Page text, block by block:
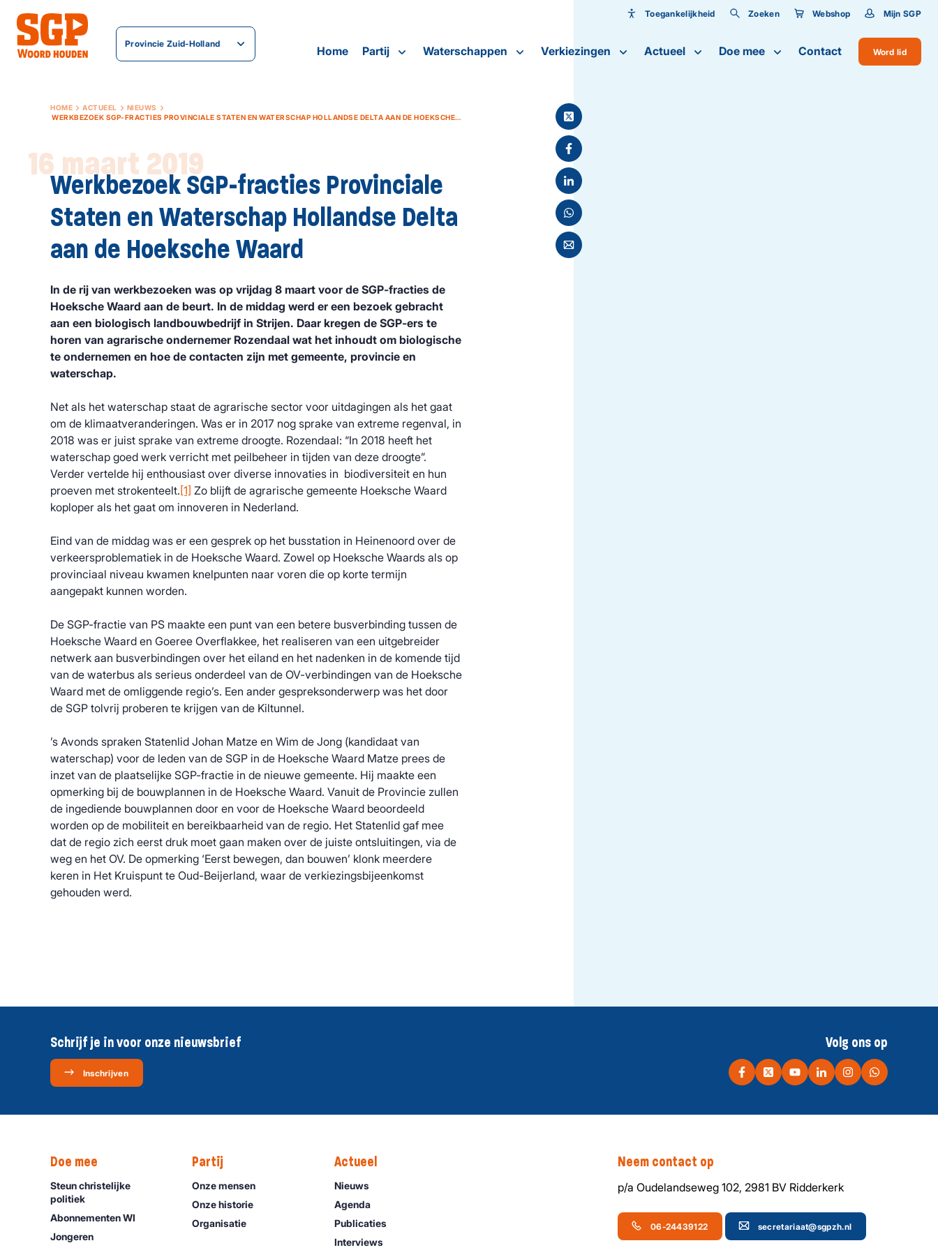
Toegankelijkheid Zoeken Webshop Mijn SGP
Provincie Zuid-Holland
Word lid
Home Partij Waterschappen Verkiezingen Actueel Doe mee Contact
HOME ACTUEEL
NIEUWS
WERKBEZOEK SGP-FRACTIES PROVINCIALE STATEN EN WATERSCHAP HOLLANDSE DELTA AAN DE HOEKSCHE WAARD
16 maart 2019
Werkbezoek SGP-fracties Provinciale
Staten en Waterschap Hollandse Delta
aan de Hoeksche Waard
In de rij van werkbezoeken was op vrijdag 8 maart voor de SGP-fracties de
Hoeksche Waard aan de beurt. In de middag werd er een bezoek gebracht
aan een biologisch landbouwbedrijf in Strijen. Daar kregen de SGP-ers te
horen van agrarische ondernemer Rozendaal wat het inhoudt om biologische
te ondernemen en hoe de contacten zijn met gemeente, provincie en
waterschap.
Net als het waterschap staat de agrarische sector voor uitdagingen als het gaat
om de klimaatveranderingen. Was er in 2017 nog sprake van extreme regenval, in
2018 was er juist sprake van extreme droogte. Rozendaal: “In 2018 heeft het
waterschap goed werk verricht met peilbeheer in tijden van deze droogte”.
Verder vertelde hij enthousiast over diverse innovaties in biodiversiteit en hun
proeven met strokenteelt.[1] Zo blijft de agrarische gemeente Hoeksche Waard
koploper als het gaat om innoveren in Nederland.
Eind van de middag was er een gesprek op het busstation in Heinenoord over de
verkeersproblematiek in de Hoeksche Waard. Zowel op Hoeksche Waards als op
provinciaal niveau kwamen knelpunten naar voren die op korte termijn
aangepakt kunnen worden.
De SGP-fractie van PS maakte een punt van een betere busverbinding tussen de
Hoeksche Waard en Goeree Overflakkee, het realiseren van een uitgebreider
netwerk aan busverbindingen over het eiland en het nadenken in de komende tijd
van de waterbus als serieus onderdeel van de OV-verbindingen van de Hoeksche
Waard met de omliggende regio’s. Een ander gespreksonderwerp was het door
de SGP tolvrij proberen te krijgen van de Kiltunnel.
’s Avonds spraken Statenlid Johan Matze en Wim de Jong (kandidaat van
waterschap) voor de leden van de SGP in de Hoeksche Waard Matze prees de
inzet van de plaatselijke SGP-fractie in de nieuwe gemeente. Hij maakte een
opmerking bij de bouwplannen in de Hoeksche Waard. Vanuit de Provincie zullen
de ingediende bouwplannen door en voor de Hoeksche Waard beoordeeld
worden op de mobiliteit en bereikbaarheid van de regio. Het Statenlid gaf mee
dat de regio zich eerst druk moet gaan maken over de juiste ontsluitingen, via de
weg en het OV. De opmerking ‘Eerst bewegen, dan bouwen’ klonk meerdere
keren in Het Kruispunt te Oud-Beijerland, waar de verkiezingsbijeenkomst
gehouden werd.
Schrijf je in voor onze nieuwsbrief
Inschrijven
Volg ons op
Doe mee
Steun christelijke
politiek
Abonnementen WI
Jongeren
Partij
Onze mensen
Onze historie
Organisatie
Actueel
Nieuws
Agenda
Publicaties
Interviews
Neem contact op
p/a Oudelandseweg 102, 2981 BV Ridderkerk
06-24439122 secretariaat@sgpzh.nl